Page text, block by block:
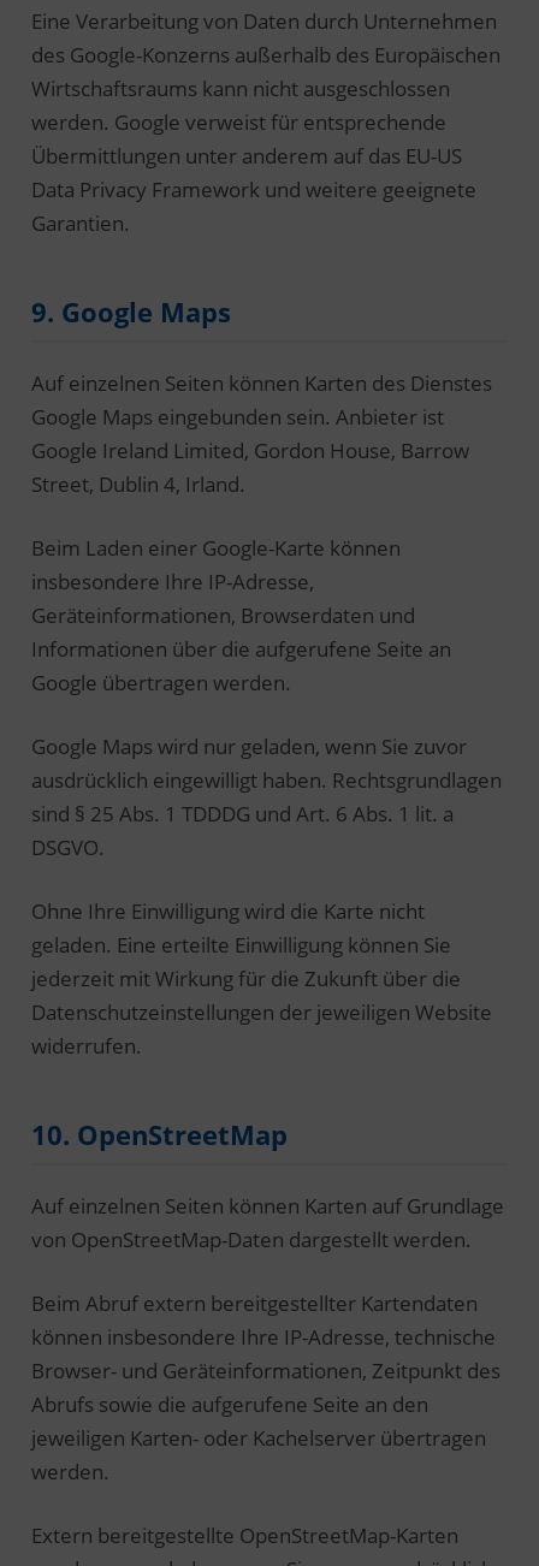
Eine Verarbeitung von Daten durch Unternehmen
des Google-Konzerns außerhalb des Europäischen
Wirtschaftsraums kann nicht ausgeschlossen
werden. Google verweist für entsprechende
Übermittlungen unter anderem auf das EU-US
Data Privacy Framework und weitere geeignete
Garantien.
9. Google Maps
Auf einzelnen Seiten können Karten des Dienstes
Google Maps eingebunden sein. Anbieter ist
Google Ireland Limited, Gordon House, Barrow
Street, Dublin 4, Irland.
Beim Laden einer Google-Karte können
insbesondere Ihre IP-Adresse,
Geräteinformationen, Browserdaten und
Informationen über die aufgerufene Seite an
Google übertragen werden.
Google Maps wird nur geladen, wenn Sie zuvor
ausdrücklich eingewilligt haben. Rechtsgrundlagen
sind § 25 Abs. 1 TDDDG und Art. 6 Abs. 1 lit. a
DSGVO.
Ohne Ihre Einwilligung wird die Karte nicht
geladen. Eine erteilte Einwilligung können Sie
jederzeit mit Wirkung für die Zukunft über die
Datenschutzeinstellungen der jeweiligen Website
widerrufen.
10. OpenStreetMap
Auf einzelnen Seiten können Karten auf Grundlage
von OpenStreetMap-Daten dargestellt werden.
Beim Abruf extern bereitgestellter Kartendaten
können insbesondere Ihre IP-Adresse, technische
Browser- und Geräteinformationen, Zeitpunkt des
Abrufs sowie die aufgerufene Seite an den
jeweiligen Karten- oder Kachelserver übertragen
werden.
Extern bereitgestellte OpenStreetMap-Karten